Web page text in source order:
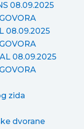
08.09.2025
08.09.2025
08.09.2025
zida
dvorane